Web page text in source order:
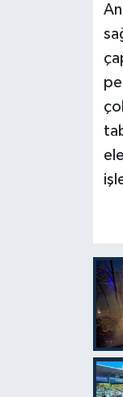
Televizyon